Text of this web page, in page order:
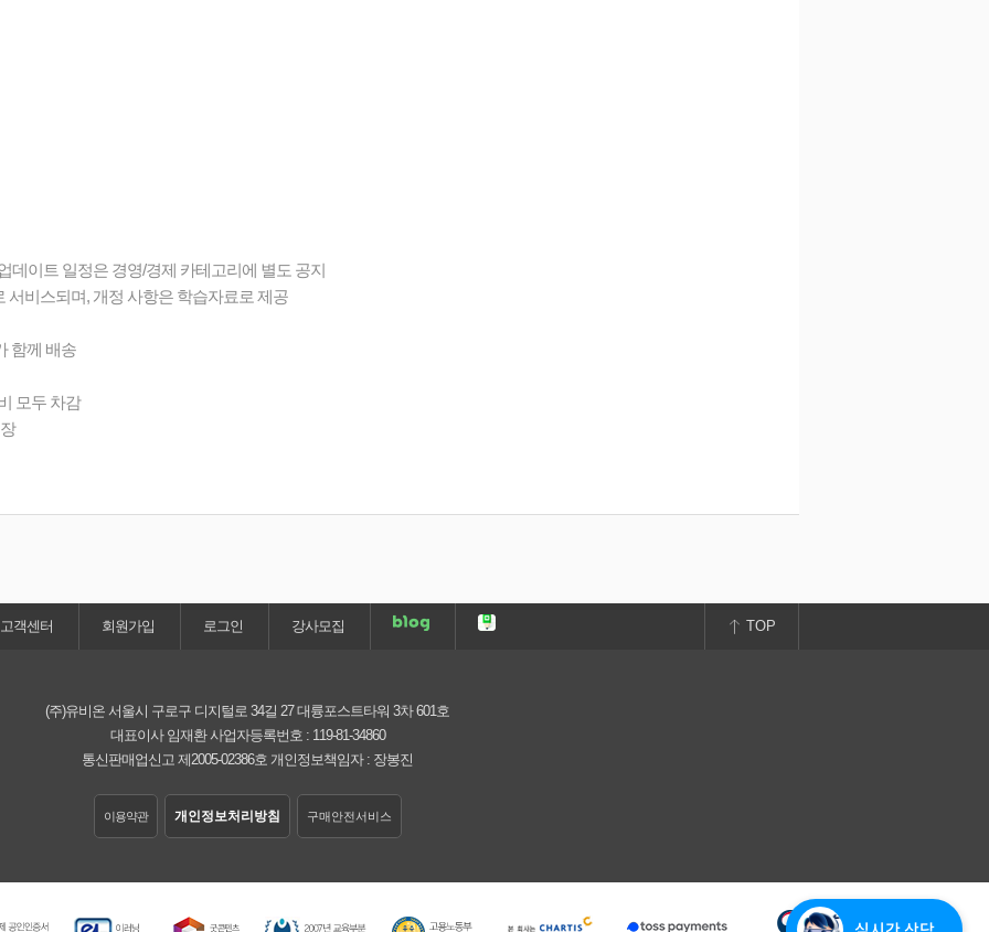
데이트 일정은 경영/경제 카테고리에 별도 공지
서비스되며, 개정 사항은 학습자료로 제공
함께 배송
모두 차감
고객센터 회원가입 로그인 강사모집 TOP
(주)유비온 서울시 구로구 디지털로 34길 27 대륭포스트타워 3차 601호
대표이사 임재환 사업자등록번호 : 119-81-34860
통신판매업신고 제2005-02386호 개인정보책임자 : 장봉진
이용약관 개인정보처리방침 구매안전서비스